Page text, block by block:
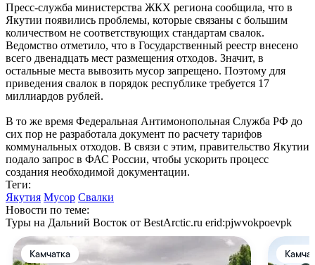
Пресс-служба министерства ЖКХ региона сообщила, что в
Якутии появились проблемы, которые связаны с большим
количеством не соответствующих стандартам свалок.
Ведомство отметило, что в Государственный реестр внесено
всего двенадцать мест размещения отходов. Значит, в
остальные места вывозить мусор запрещено. Поэтому для
приведения свалок в порядок республике требуется 17
миллиардов рублей.
В то же время Федеральная Антимонопольная Служба РФ до
сих пор не разработала документ по расчету тарифов
коммунальных отходов. В связи с этим, правительство Якутии
подало запрос в ФАС России, чтобы ускорить процесс
создания необходимой документации.
Теги:
Якутия Мусор Свалки
Новости по теме:
Туры на Дальний Восток от BestArctic.ru erid:pjwvokpoevpk